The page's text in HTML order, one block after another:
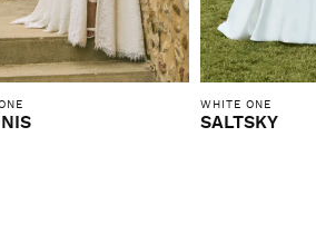
WHITE ONE
SALTSKY